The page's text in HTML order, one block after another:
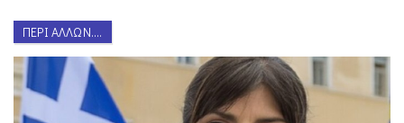
ΠΕΡΊ ΆΛΛΩΝ....